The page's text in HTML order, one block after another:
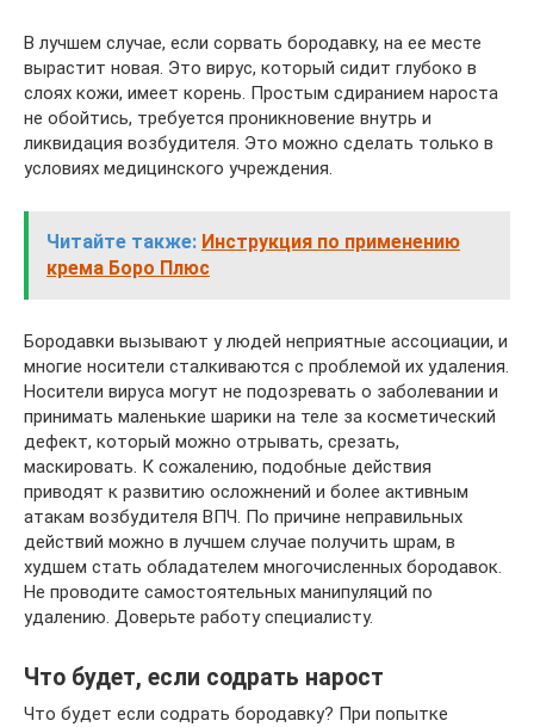
В лучшем случае, если сорвать бородавку, на ее месте
вырастит новая. Это вирус, который сидит глубоко в
слоях кожи, имеет корень. Простым сдиранием нароста
не обойтись, требуется проникновение внутрь и
ликвидация возбудителя. Это можно сделать только в
условиях медицинского учреждения.
Читайте также: Инструкция по применению
крема Боро Плюс
Бородавки вызывают у людей неприятные ассоциации, и
многие носители сталкиваются с проблемой их удаления.
Носители вируса могут не подозревать о заболевании и
принимать маленькие шарики на теле за косметический
дефект, который можно отрывать, срезать,
маскировать. К сожалению, подобные действия
приводят к развитию осложнений и более активным
атакам возбудителя ВПЧ. По причине неправильных
действий можно в лучшем случае получить шрам, в
худшем стать обладателем многочисленных бородавок.
Не проводите самостоятельных манипуляций по
удалению. Доверьте работу специалисту.
Что будет, если содрать нарост
Что будет если содрать бородавку? При попытке